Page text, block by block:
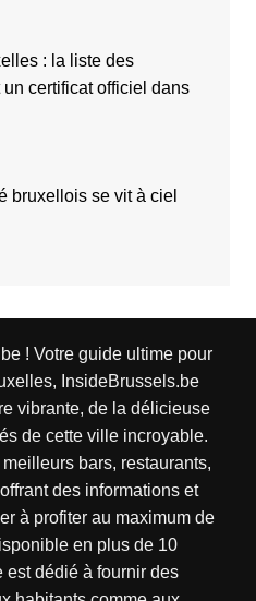
: la liste des
certificat officiel dans
bruxellois se vit à ciel
! Votre guide ultime pour
InsideBrussels.be
vibrante, de la délicieuse
de cette ville incroyable.
bars, restaurants,
des informations et
à profiter au maximum de
en plus de 10
est dédié à fournir des